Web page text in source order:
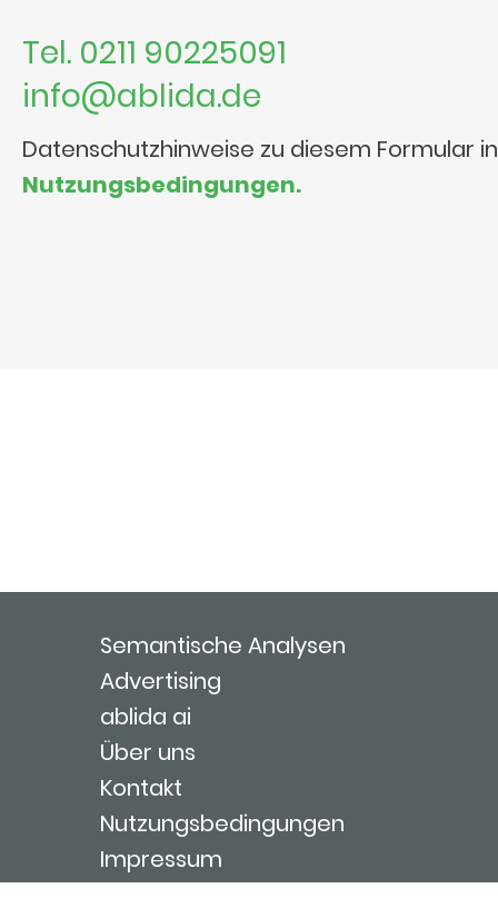
Tel. 0211 90225091
info@ablida.de
Datenschutzhinweise zu diesem Formular
Nutzungsbedingungen.
Semantische Analysen
Advertising
ablida ai
Über uns
Kontakt
Nutzungsbedingungen
Impressum